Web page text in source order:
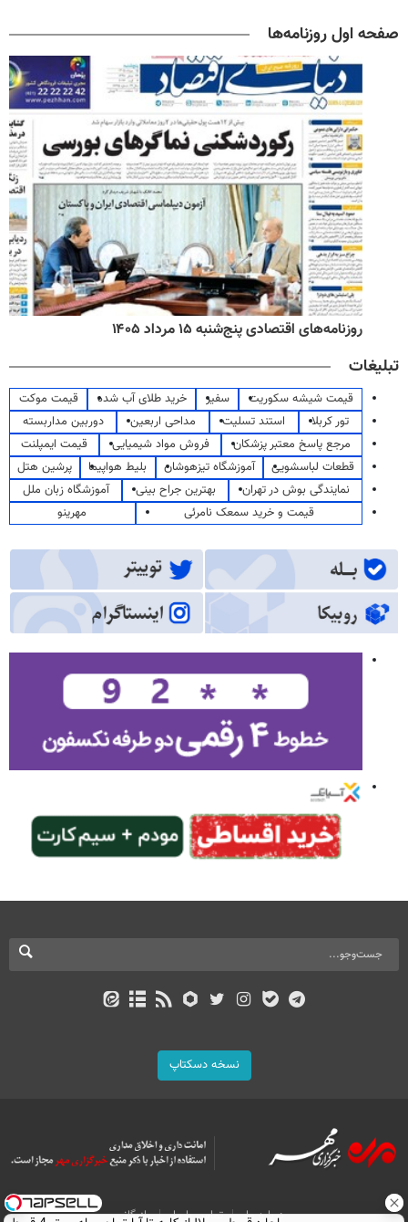
صفحه اول روزنامه‌ها
روزنامه‌های اقتصادی پنج‌شنبه ۱۵ مرداد ۱۴۰۵
تبلیغات
قیمت شیشه سکوریت سفیر خرید طلای آب شده
قیمت موکت
تور کربلا
استند تسلیت مداحی اربعین
دوربین مداربسته
مرجع پاسخ معتبر پزشکان
فروش مواد شیمیایی
قیمت ایمپلنت
قطعات لباسشویی
آموزشگاه تیزهوشان بلیط هواپیما
پرشین هتل
نمایندگی بوش در تهران
بهترین جراح بینی
آموزشگاه زبان ملل
قیمت و خرید سمعک نامرئی
مهرینو
نسخه دسکتاپ
درباره ما تماس با ما بازرگانی